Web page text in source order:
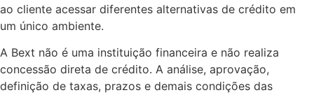
ao cliente acessar diferentes alternativas de crédito em
um único ambiente.
A Bext não é uma instituição financeira e não realiza
concessão direta de crédito. A análise, aprovação,
definição de taxas, prazos e demais condições das